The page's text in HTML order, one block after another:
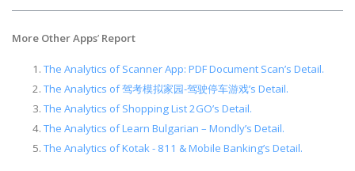
More Other Apps’ Report
The Analytics of Scanner App: PDF Document Scan’s Detail.
The Analytics of 驾考模拟家园-驾驶停车游戏’s Detail.
The Analytics of Shopping List 2GO’s Detail.
The Analytics of Learn Bulgarian – Mondly’s Detail.
The Analytics of Kotak - 811 & Mobile Banking’s Detail.